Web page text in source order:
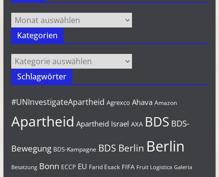
Archiv
Kategorien
Kategorien
Schlagwörter
#UNInvestigateApartheid Agrexco Ahava Amazon
Apartheid Apartheid Israel AXA BDS BDS-
Bewegung BDS-Kampagne BDS Berlin Berlin
Besatzung Bonn ECCP EU Farid Esack FIFA Fruit Logistica Galeria